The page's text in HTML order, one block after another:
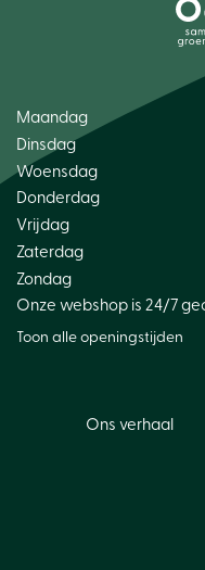
Maandag
Dinsdag
Woensdag
Donderdag
Vrijdag
Zaterdag
Zondag
Onze webshop is 24/7
Toon alle openingstijden
Ons verhaal